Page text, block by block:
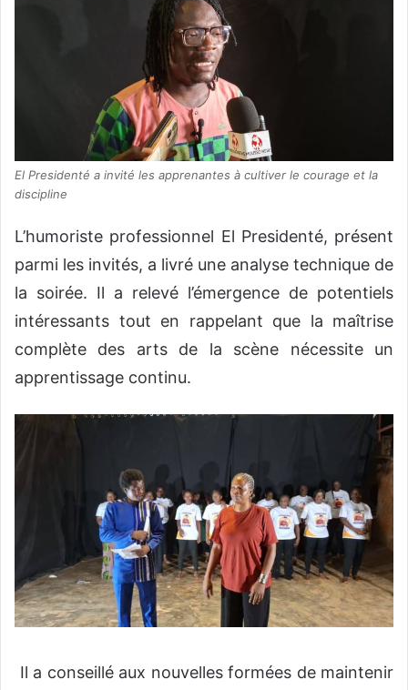
El Presidenté a invité les apprenantes à cultiver le courage et la
discipline
L’humoriste professionnel El Presidenté, présent
parmi les invités, a livré une analyse technique de
la soirée. Il a relevé l’émergence de potentiels
intéressants tout en rappelant que la maîtrise
complète des arts de la scène nécessite un
apprentissage continu.
Il a conseillé aux nouvelles formées de maintenir